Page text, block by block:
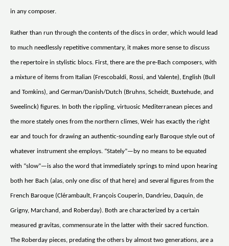
in any composer.
Rather than run through the contents of the discs in order, which would lead
to much needlessly repetitive commentary, it makes more sense to discuss
the repertoire in stylistic blocs. First, there are the pre-Bach composers, with
a mixture of items from Italian (Frescobaldi, Rossi, and Valente), English (Bull
and Tomkins), and German/Danish/Dutch (Bruhns, Scheidt, Buxtehude, and
Sweelinck) figures. In both the rippling, virtuosic Mediterranean pieces and
the more stately ones from the northern climes, Weir has exactly the right
ear and touch for drawing an authentic-sounding early Baroque style out of
whatever instrument she employs. “Stately”—by no means to be equated
with “slow”—is also the word that immediately springs to mind upon hearing
both her Bach (alas, only one disc of that here) and several figures from the
French Baroque (Clérambault, François Couperin, Dandrieu, Daquin, de
Grigny, Marchand, and Roberday). Both are characterized by a certain
measured gravitas, commensurate in the latter with their sacred function.
The Roberday pieces, predating the others by almost two generations, are a